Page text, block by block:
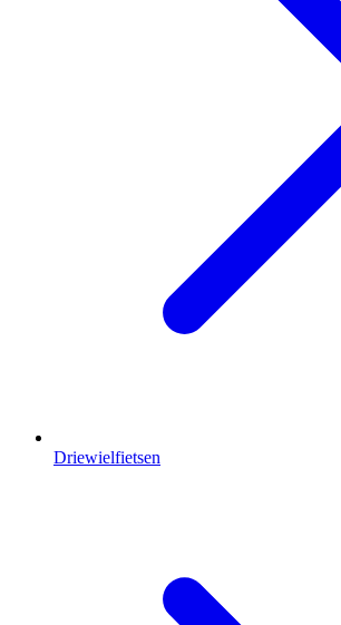
Driewielfietsen